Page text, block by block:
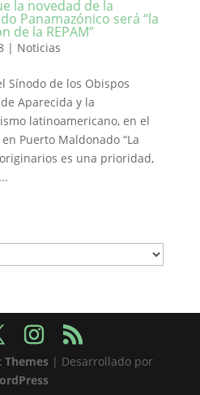
la novedad de la
Panamazónico será “la
de la REPAM”
| Noticias
Sínodo de los Obispos
Aparecida y la
latinoamericano, en el
Puerto Maldonado “La
es una prioridad,
Themes| Desarrollado por